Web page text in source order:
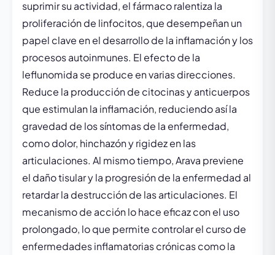
suprimir su actividad, el fármaco ralentiza la
proliferación de linfocitos, que desempeñan un
papel clave en el desarrollo de la inflamación y los
procesos autoinmunes. El efecto de la
leflunomida se produce en varias direcciones.
Reduce la producción de citocinas y anticuerpos
que estimulan la inflamación, reduciendo así la
gravedad de los síntomas de la enfermedad,
como dolor, hinchazón y rigidez en las
articulaciones. Al mismo tiempo, Arava previene
el daño tisular y la progresión de la enfermedad al
retardar la destrucción de las articulaciones. El
mecanismo de acción lo hace eficaz con el uso
prolongado, lo que permite controlar el curso de
enfermedades inflamatorias crónicas como la